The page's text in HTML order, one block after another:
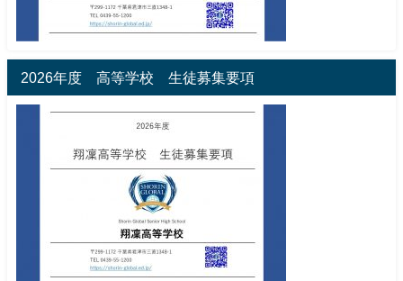
2026年度 高等学校 生徒募集要項